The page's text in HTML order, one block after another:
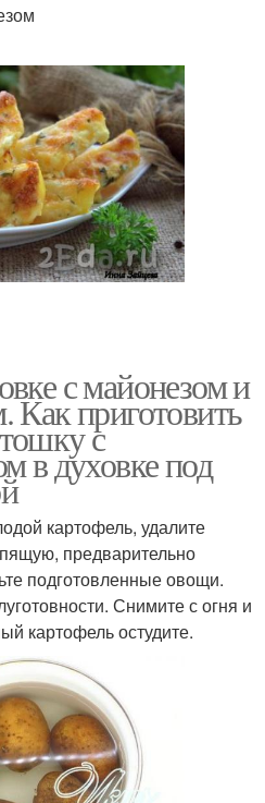
с майонезом и
Как приготовить
с
в духовке под
картофель, удалите
предварительно
подготовленные овощи.
Снимите с огня и
картофель остудите.